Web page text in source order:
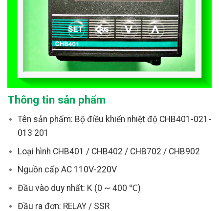
Thông tin sản phẩm
Tên sản phẩm: Bộ điều khiển nhiệt độ CHB401-021-
013 201
Loại hình CHB401 / CHB402 / CHB702 / CHB902
Nguồn cấp AC 110V-220V
Đầu vào duy nhất: K (0 ~ 400 ℃)
Đầu ra đơn: RELAY / SSR